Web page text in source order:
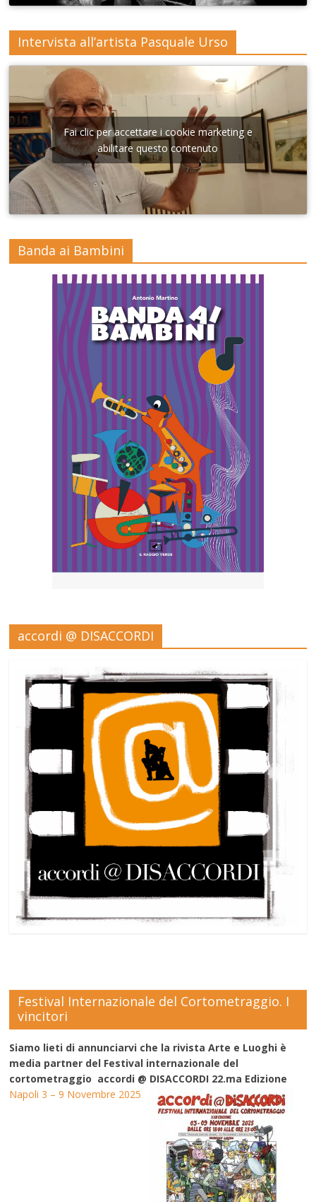
Intervista all’artista Pasquale Urso
Fai clic per accettare i cookie marketing e
abilitare questo contenuto
Banda ai Bambini
accordi @ DISACCORDI
Festival Internazionale del Cortometraggio. I
vincitori
Siamo lieti di annunciarvi che la rivista Arte e Luoghi è
media partner del Festival internazionale del
cortometraggio accordi @ DISACCORDI 22.ma Edizione
Napoli 3 – 9 Novembre 2025